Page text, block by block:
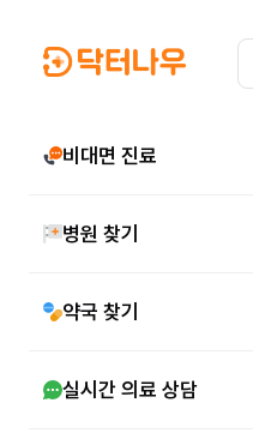
비대면 진료
병원 찾기
약국 찾기
실시간 의료 상담